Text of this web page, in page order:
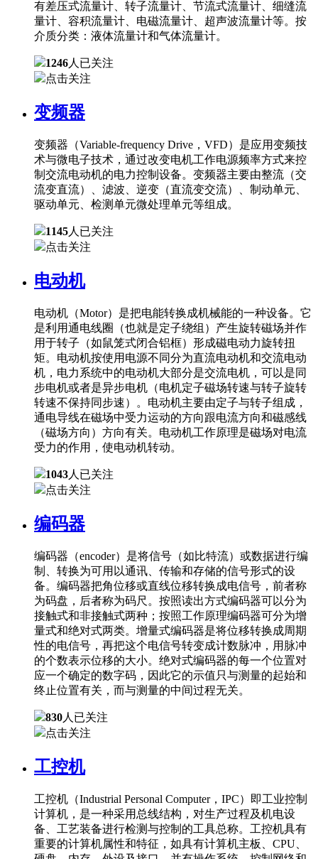
有差压式流量计、转子流量计、节流式流量计、细缝流
量计、容积流量计、电磁流量计、超声波流量计等。按
介质分类：液体流量计和气体流量计。
1246人已关注
点击关注
变频器
变频器（Variable-frequency Drive，VFD）是应用变频技
术与微电子技术，通过改变电机工作电源频率方式来控
制交流电动机的电力控制设备。变频器主要由整流（交
流变直流）、滤波、逆变（直流变交流）、制动单元、
驱动单元、检测单元微处理单元等组成。
1145人已关注
点击关注
电动机
电动机（Motor）是把电能转换成机械能的一种设备。它
是利用通电线圈（也就是定子绕组）产生旋转磁场并作
用于转子（如鼠笼式闭合铝框）形成磁电动力旋转扭
矩。电动机按使用电源不同分为直流电动机和交流电动
机，电力系统中的电动机大部分是交流电机，可以是同
步电机或者是异步电机（电机定子磁场转速与转子旋转
转速不保持同步速）。电动机主要由定子与转子组成，
通电导线在磁场中受力运动的方向跟电流方向和磁感线
（磁场方向）方向有关。电动机工作原理是磁场对电流
受力的作用，使电动机转动。
1043人已关注
点击关注
编码器
编码器（encoder）是将信号（如比特流）或数据进行编
制、转换为可用以通讯、传输和存储的信号形式的设
备。编码器把角位移或直线位移转换成电信号，前者称
为码盘，后者称为码尺。按照读出方式编码器可以分为
接触式和非接触式两种；按照工作原理编码器可分为增
量式和绝对式两类。增量式编码器是将位移转换成周期
性的电信号，再把这个电信号转变成计数脉冲，用脉冲
的个数表示位移的大小。绝对式编码器的每一个位置对
应一个确定的数字码，因此它的示值只与测量的起始和
终止位置有关，而与测量的中间过程无关。
830人已关注
点击关注
工控机
工控机（Industrial Personal Computer，IPC）即工业控制
计算机，是一种采用总线结构，对生产过程及机电设
备、工艺装备进行检测与控制的工具总称。工控机具有
重要的计算机属性和特征，如具有计算机主板、CPU、